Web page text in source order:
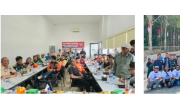
Abad Kedua NU